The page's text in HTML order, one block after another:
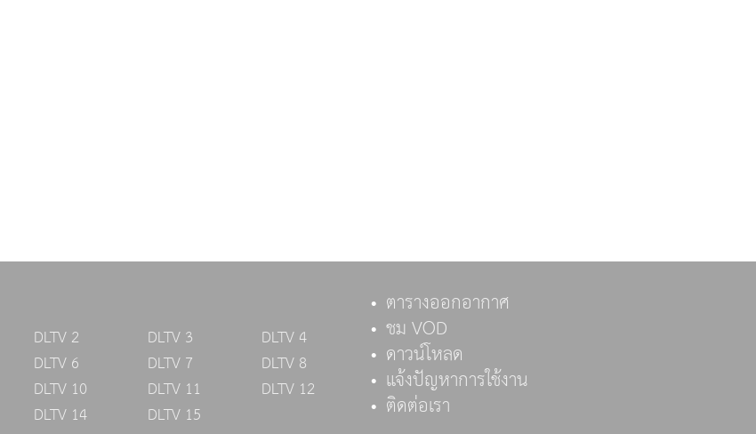
DLTV 2 DLTV 3
DLTV 4
DLTV 6 DLTV 7
DLTV 8
DLTV 10 DLTV 11
DLTV 12
DLTV 14 DLTV 15
ตารางออกอากาศ
ชม VOD
ดาวน์โหลด
แจ้งปัญหาการใช้งาน
ติดต่อเรา